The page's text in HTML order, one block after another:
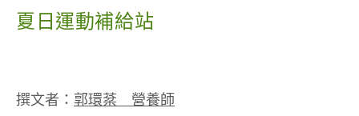
夏日運動補給站
撰文者： 郭環棻 營養師